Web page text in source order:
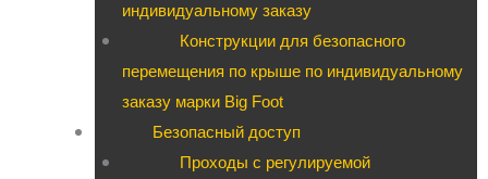
индивидуальному заказу
Конструкции для безопасного
перемещения по крыше по индивидуальному
заказу марки Big Foot
Безопасный доступ
Проходы с регулируемой